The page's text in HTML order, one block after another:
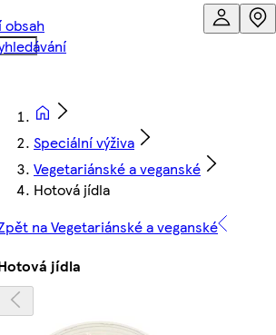
obsah
Speciální výživa
Vegetariánské a veganské
Hotová jídla
na Vegetariánské a veganské
jídla